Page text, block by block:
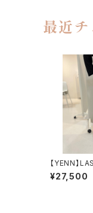
最近
【YENN】
M SK
¥27,500